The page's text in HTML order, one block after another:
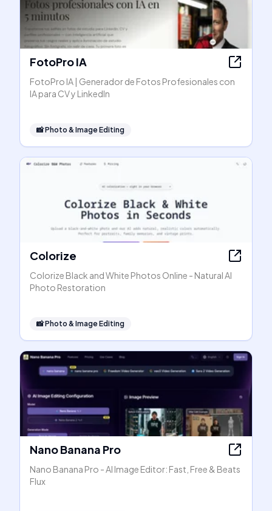
FotoPro IA
FotoPro IA | Generador de Fotos Profesionales con
IA para CV y LinkedIn
📸Photo & Image Editing
Colorize
Colorize Black and White Photos Online - Natural AI
Photo Restoration
📸Photo & Image Editing
Nano Banana Pro
Nano Banana Pro - AI Image Editor: Fast, Free & Beats
Flux